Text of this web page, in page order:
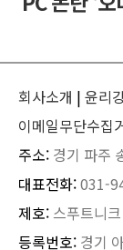
회사소개 | 윤리
이메일무단수집
주소: 경기 파주
대표전화:031-
제호: 스푸트니크
등록번호: 경기